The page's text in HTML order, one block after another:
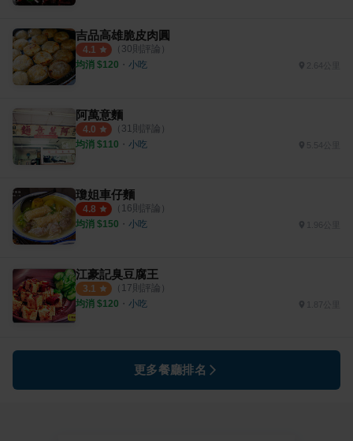
吉品高雄脆皮肉圓
4.1 （ 30則評論）
均消 $120 ・ 小吃 2.64公里
阿萬意麵
4.0 （ 31則評論）
均消 $110 ・ 小吃 5.54公里
瓊姐車仔麵
4.8 （ 16則評論）
均消 $150 ・ 小吃
江豪記臭豆腐王
3.1 （ 17則評論）
均消 $120 ・ 小吃
更多餐廳排名